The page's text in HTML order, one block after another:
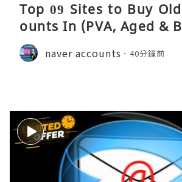
Top 09 Sites to Buy
ounts In (PVA, Aged &
naver accounts 40分鐘前